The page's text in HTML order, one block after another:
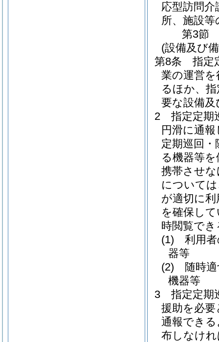
応型訪問
所、施設
第3節
(設備及び
第8条
指定
業の運営
るほか、
要な設備
2
指定定期
円滑に通
定期巡回
る機器等
携帯させ
について
が適切に
を確保し
時閲覧で
(1)
利用
器等
(2)
随時
機器等
3
指定定期
援助を必
通報でき
布しなけ